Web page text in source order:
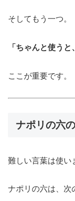
そしてもう一つ。
「ちゃんと使う
ここが重要です。
ナポリの六
難しい言葉は使い
ナポリの六は、次